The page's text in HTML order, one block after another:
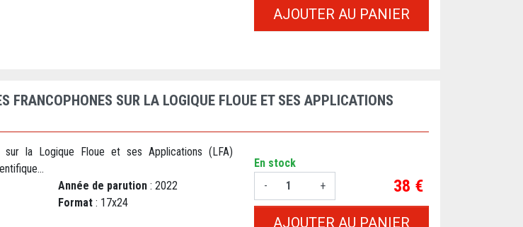
AJOUTER AU PANIER
FRANCOPHONES SUR LA LOGIQUE FLOUE ET SES APPLICATIONS
sur la Logique Floue et ses Applications (LFA)
Année de parution : 2022
Format : 17x24
En stock
-
+ Prix
38 €
AJOUTER AU PANIER